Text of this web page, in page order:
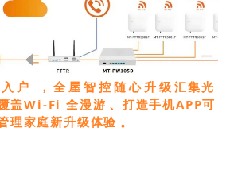
户，全屋智控随心升级汇集光
盖Wi-Fi 全漫游、打造手机APP可
理家庭新升级体验。